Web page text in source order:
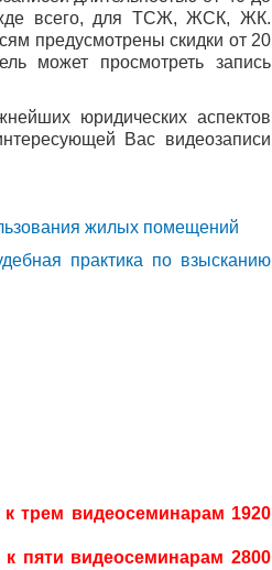
всего, для ТСЖ, ЖСК, ЖК.
предусмотрены скидки от 20
может просмотреть запись
юридических аспектов
Вас видеозаписи
жилых помещений
практика по взысканию
к трем видеосеминарам 1920
к пяти видеосеминарам 2800